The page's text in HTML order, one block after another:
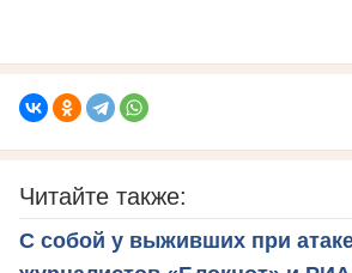
Читайте также:
С собой у выживших при